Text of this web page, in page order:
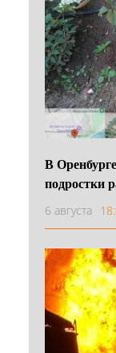
В
подростки
6 августа